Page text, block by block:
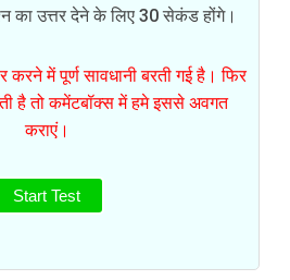
का उत्तर देने के लिए 30 सेकंड होंगे।
में पूर्ण सावधानी बरती गई है। फिर
है तो कमेंटबॉक्स में हमे इससे अवगत
कराएं।
Start Test